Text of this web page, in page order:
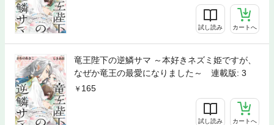
試し読み カートへ
竜王陛下の逆鱗サマ ～本好きネズミ姫ですが、
なぜか竜王の最愛になりました～ 連載版: 3
165
試し読み カートへ